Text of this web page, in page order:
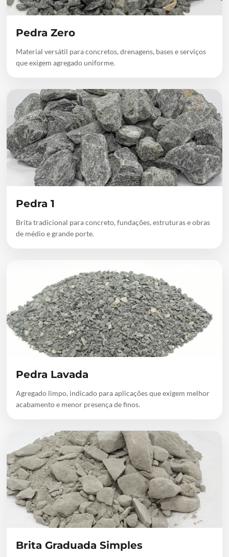
Pedra Zero
Material versátil para concretos, drenagens, bases e serviços
que exigem agregado uniforme.
Pedra 1
Brita tradicional para concreto, fundações, estruturas e obras
de médio e grande porte.
Pedra Lavada
Agregado limpo, indicado para aplicações que exigem melhor
acabamento e menor presença de finos.
Brita Graduada Simples